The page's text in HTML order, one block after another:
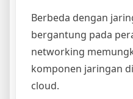
Berbeda dengan
bergantung pada
networking
komponen jaringan
cloud.